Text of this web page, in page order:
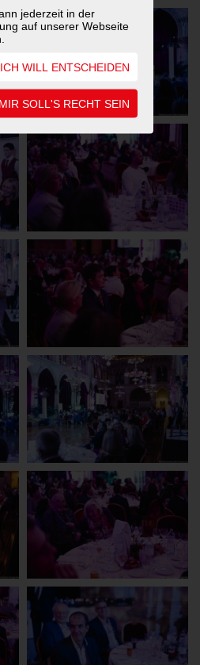
jederzeit in der
auf unserer Webseite
ICH WILL ENTSCHEIDEN
SOLL'S RECHT SEIN